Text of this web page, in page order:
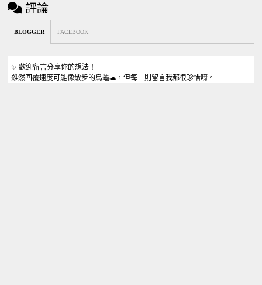
評論
BLOGGER FACEBOOK
✨ 歡迎留言分享你的想法！
雖然回覆速度可能像散步的烏龜🐢，但每一則留言我都很珍惜唷。